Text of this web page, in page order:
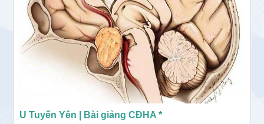
U Tuyến Yên | Bài giảng CĐHA *